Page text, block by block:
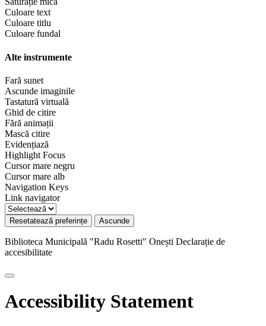
Culoare text
Culoare titlu
Culoare fundal
Alte instrumente
Fară sunet
Ascunde imaginile
Tastatură virtuală
Ghid de citire
Fără animații
Mască citire
Evidențiază
Highlight Focus
Cursor mare negru
Cursor mare alb
Navigation Keys
Link navigator
Resetatează preferințe Ascunde
Biblioteca Municipală "Radu Rosetti" Onești Declarație de
accesibilitate
Accessibility Statement